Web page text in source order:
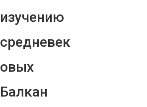
изучению
средневек
овых
Балкан